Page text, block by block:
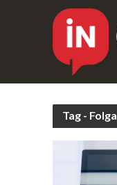
Tag - Folga